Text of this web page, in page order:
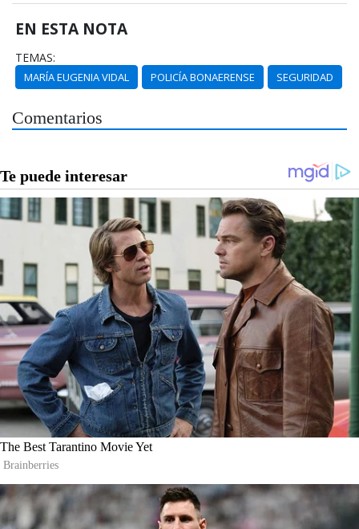
EN ESTA NOTA
TEMAS:
MARÍA EUGENIA VIDAL POLICÍA BONAERENSE SEGURIDAD
Comentarios